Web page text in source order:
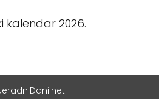
kalendar 2026.